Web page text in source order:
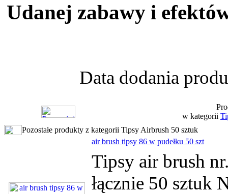
Udanej zabawy i
Data dodania
w kategorii
Pozostałe produkty z kategorii Tipsy Airbrush 50 sztuk
air brush tipsy 86 w pudełku 50 szt
Tipsy air brush
łącznie 50 sztuk